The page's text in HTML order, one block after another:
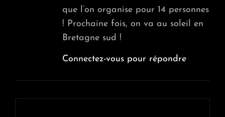
que l’on organise pour 14 personnes
! Prochaine fois, on va au soleil en
Bretagne sud !
Connectez-vous pour répondre